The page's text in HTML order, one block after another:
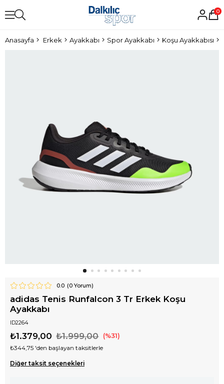
0
Anasayfa Erkek Ayakkabı Spor Ayakkabı Koşu Ayakkabısı
0.0 (0Yorum)
adidas Tenis Runfalcon 3 Tr Erkek Koşu
Ayakkabı
ID2264
₺1.999,00
₺1.379,00 31
₺344,75 'den başlayan taksitlerle
Diğer taksit seçenekleri